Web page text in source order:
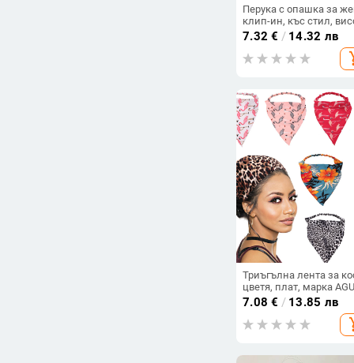
Перука с опашка за
клип-ин, къс стил,
опашка, къдрава,
естествен обем, влакна
устойчиви на висока
7.32 € / 14.32 лв
Триъгълна лента за
цветя, плат, марка
GIRL / GIRL by the bridge,
женски стил
7.08 € / 13.85 лв